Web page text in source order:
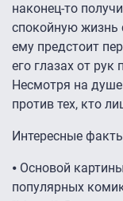
наконец-то
спокойную жизнь
ему предстоит
его глазах от рук
Несмотря на
против тех, кто
Интересные
⦁ Основой
популярных